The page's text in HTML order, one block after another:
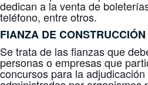
dedican a la venta de
teléfono, entre otros.
FIANZA DE CONSTRUCCIÓN
Se trata de las fianzas que
personas o empresas que
concursos para la